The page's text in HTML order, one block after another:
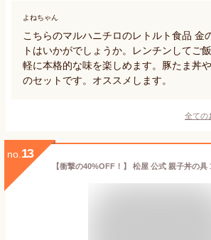
よねちゃん
こちらのマルハニチロのレトルト食品 金
トはいかがでしょうか。レンチンしてご
軽に本格的な味を楽しめます。豚たま丼
のセットです。オススメします。
全ての
no. 13